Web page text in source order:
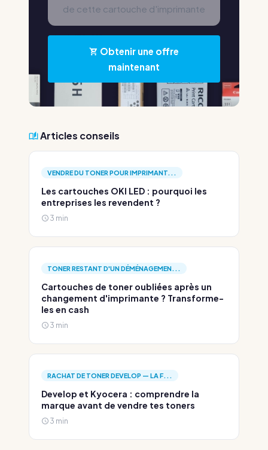
de cette cartouche d'imprimante
Obtenir une offre
maintenant
Articles conseils
VENDRE DU TONER POUR IMPRIMANT...
Les cartouches OKI LED : pourquoi les
entreprises les revendent ?
3 min
TONER RESTANT D'UN DÉMÉNAGEMEN...
Cartouches de toner oubliées après un
changement d'imprimante ? Transforme-
les en cash
3 min
RACHAT DE TONER DEVELOP — LA F...
Develop et Kyocera : comprendre la
marque avant de vendre tes toners
3 min